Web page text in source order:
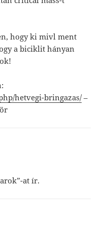
hogy ki mivl ment
a biciklit hányan
hetvegi-bringazas/–
at ír.